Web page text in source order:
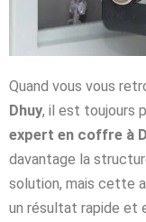
Quand vous vous
Dhuy, il est toujours
expert en coffre à
davantage la
solution, mais cette
un résultat rapide et